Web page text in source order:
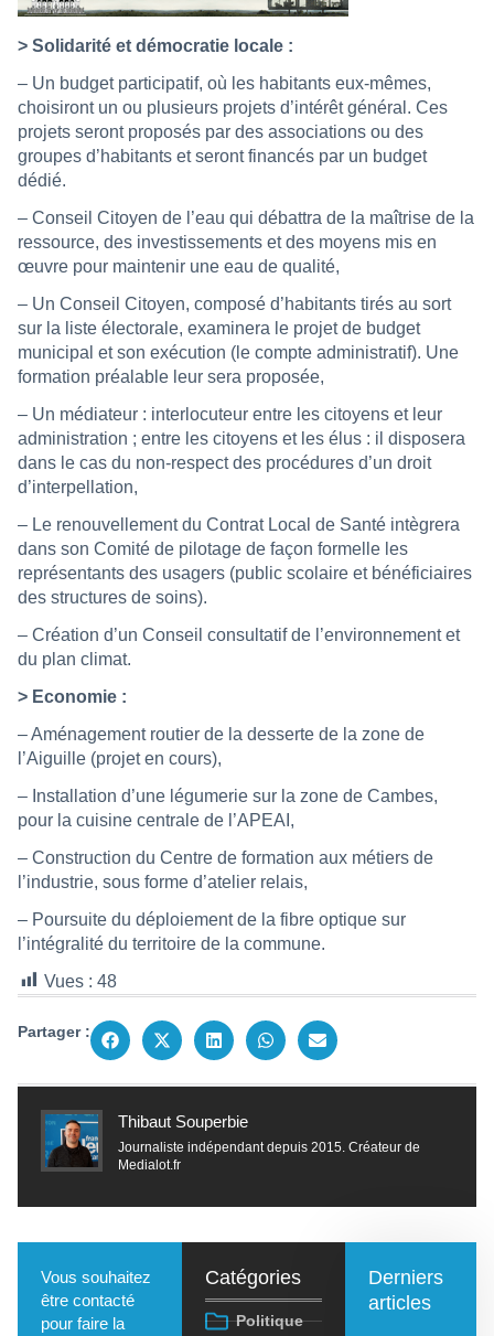
> Solidarité et démocratie locale :
– Un budget participatif, où les habitants eux-mêmes,
choisiront un ou plusieurs projets d’intérêt général. Ces
projets seront proposés par des associations ou des
groupes d’habitants et seront financés par un budget
dédié.
– Conseil Citoyen de l’eau qui débattra de la maîtrise de la
ressource, des investissements et des moyens mis en
œuvre pour maintenir une eau de qualité,
– Un Conseil Citoyen, composé d’habitants tirés au sort
sur la liste électorale, examinera le projet de budget
municipal et son exécution (le compte administratif). Une
formation préalable leur sera proposée,
– Un médiateur : interlocuteur entre les citoyens et leur
administration ; entre les citoyens et les élus : il disposera
dans le cas du non-respect des procédures d’un droit
d’interpellation,
– Le renouvellement du Contrat Local de Santé intègrera
dans son Comité de pilotage de façon formelle les
représentants des usagers (public scolaire et bénéficiaires
des structures de soins).
– Création d’un Conseil consultatif de l’environnement et
du plan climat.
> Economie :
– Aménagement routier de la desserte de la zone de
l’Aiguille (projet en cours),
– Installation d’une légumerie sur la zone de Cambes,
pour la cuisine centrale de l’APEAI,
– Construction du Centre de formation aux métiers de
l’industrie, sous forme d’atelier relais,
– Poursuite du déploiement de la fibre optique sur
l’intégralité du territoire de la commune.
Vues : 48
Partager :
Thibaut Souperbie
Journaliste indépendant depuis 2015. Créateur de
Medialot.fr
Vous souhaitez
être contacté
pour faire la
Catégories
Politique
Derniers
articles